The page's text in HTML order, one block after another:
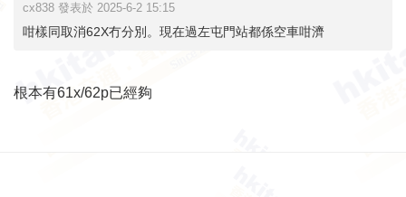
cx838 發表於 2025-6-2 15:15
咁樣同取消62X冇分別。現在過左屯門站都係空車咁濟
根本有61x/62p已經夠